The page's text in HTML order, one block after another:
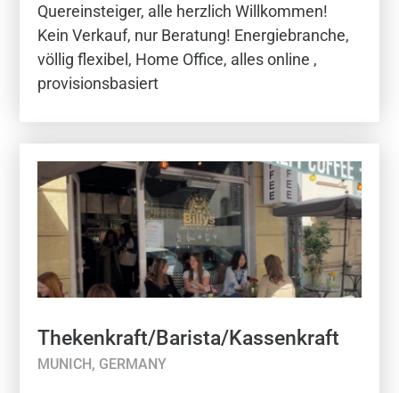
Quereinsteiger, alle herzlich Willkommen!
Kein Verkauf, nur Beratung! Energiebranche,
völlig flexibel, Home Office, alles online ,
provisionsbasiert
Thekenkraft/Barista/Kassenkraft
MUNICH, GERMANY